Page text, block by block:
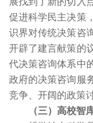
促进科学民主决策
识界对传统决策咨
开辟了建言献策的
代决策咨询体系中
政府的决策咨询服
竞争、开阔的政策
（三）高校智